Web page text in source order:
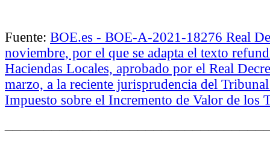
Fuente: BOE.es - BOE-A-2021-18276 Real
noviembre, por el que se adapta el texto
Haciendas Locales, aprobado por el Real
marzo, a la reciente jurisprudencia del
Impuesto sobre el Incremento de Valor de los